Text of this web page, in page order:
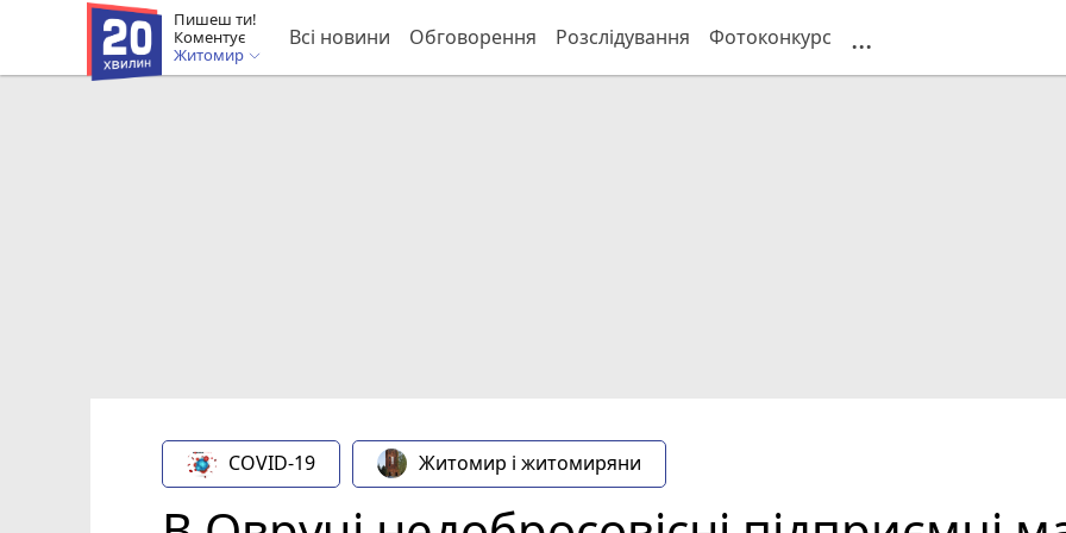
Пишеш ти!
Коментує
Житомир
Всі новини Обговорення Розслідування Фотоконкурс ...
COVID-19 Житомир і житомиряни